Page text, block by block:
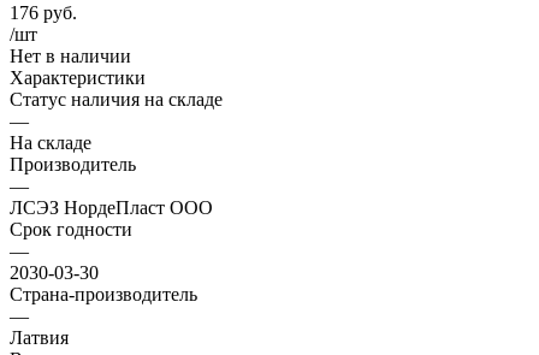
176 руб.
/шт
Нет в наличии
Характеристики
Статус наличия на складе
—
На складе
Производитель
—
ЛСЭЗ НордеПласт ООО
Срок годности
—
2030-03-30
Страна-производитель
—
Латвия